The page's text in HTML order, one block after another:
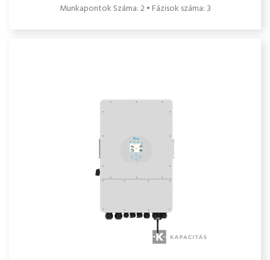
Munkapontok Száma: 2 • Fázisok száma: 3